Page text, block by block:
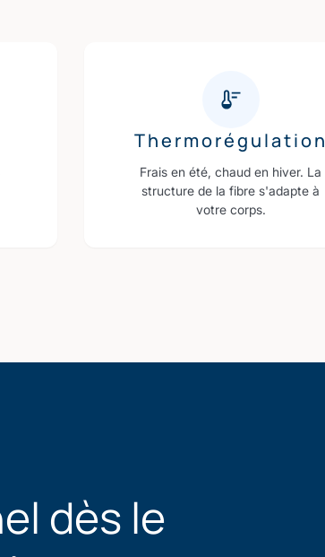
Thermorégulation
Frais en été, chaud en hiver. La
structure de la fibre s'adapte à
votre corps.
dès le